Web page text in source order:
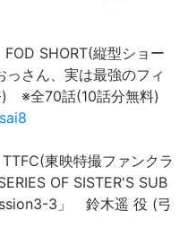
SHORT(縦型ショー
さん、実は最強のフィ
※全70話(10話分無料)
東映特撮ファンクラ
OF SISTER'S SUB
3」 鈴木遥 役 (弓